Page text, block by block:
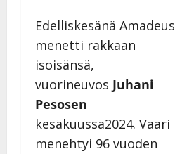
Edelliskesänä Amadeus
menetti rakkaan
isoisänsä,
vuorineuvos Juhani
Pesosen
kesäkuussa2024. Vaari
menehtyi 96 vuoden